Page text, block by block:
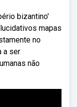
bizantino'
mapas
no
a ser
não